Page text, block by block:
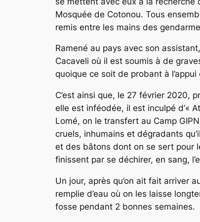
Mosquée de Cotonou. Tous
remis entre les mains des
Ramené au pays avec son
Cacaveli où il est soumis à de
quoique ce soit de probant à
C’est ainsi que, le 27 février 2020,
elle est inféodée, il est inculpé d’«
Lomé, on le transfert au Camp
cruels, inhumains et dégradants
et des bâtons dont on se sert pour
finissent par se déchirer, en sang,
Un jour, après qu’on ait fait arriver
remplie d’eau où on les laisse
fosse pendant 2 bonnes semaines.